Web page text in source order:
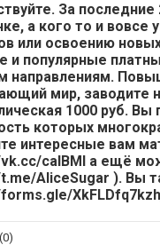
За
а кого то и
или освоению
и популярные
направлениям.
мир, заводите
1000 руб.
которых
интересные вам
calBMl а ещё
AliceSugar ). Вы